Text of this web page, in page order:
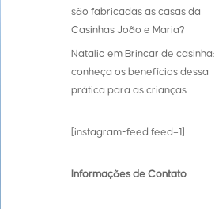
são fabricadas as casas da
Casinhas João e Maria?
Natalio emBrincar de casinha:
conheça os benefícios dessa
prática para as crianças
[instagram-feed feed=1]
Informações de Contato